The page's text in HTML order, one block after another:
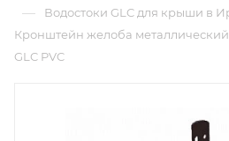
— Водостоки GLC для крыши в
Кронштейн желоба
GLC PVC